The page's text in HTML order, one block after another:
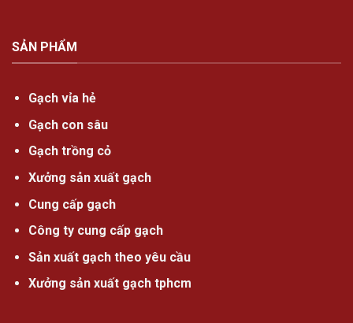
SẢN PHẨM
Gạch vỉa hẻ
Gạch con sâu
Gạch trồng cỏ
Xưởng sản xuất gạch
Cung cấp gạch
Công ty cung cấp gạch
Sản xuất gạch theo yêu cầu
Xưởng sản xuất gạch tphcm